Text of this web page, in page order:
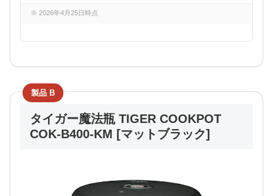
※ 2026年4月25日時点
製品 B
タイガー魔法瓶 TIGER COOKPOT
COK-B400-KM [マットブラック]